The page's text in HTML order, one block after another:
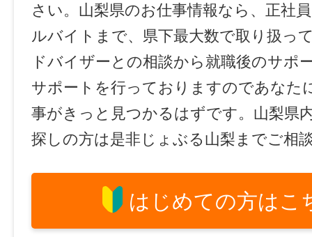
さい。山梨県のお仕事情報なら、正社
ルバイトまで、県下最大数で取り扱っ
ドバイザーとの相談から就職後のサポ
サポートを行っておりますのであなた
事がきっと見つかるはずです。山梨県
探しの方は是非じょぶる山梨までご相
はじめての方はこ